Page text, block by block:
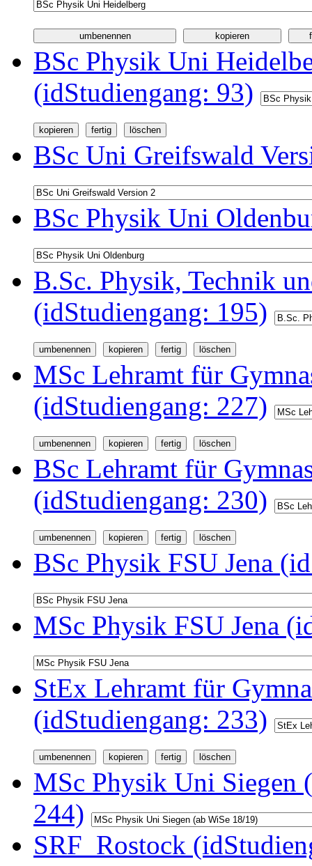
BSc Physik Uni
(idStudiengang: 93)
BSc Uni Greifswald
BSc Physik Uni
B.Sc. Physik, Technik
(idStudiengang: 195)
MSc Lehramt für
(idStudiengang: 227)
BSc Lehramt für
(idStudiengang: 230)
BSc Physik FSU Jena
MSc Physik FSU Jena
StEx Lehramt für
(idStudiengang: 233)
MSc Physik Uni Siegen
244)
SRF_Rostock